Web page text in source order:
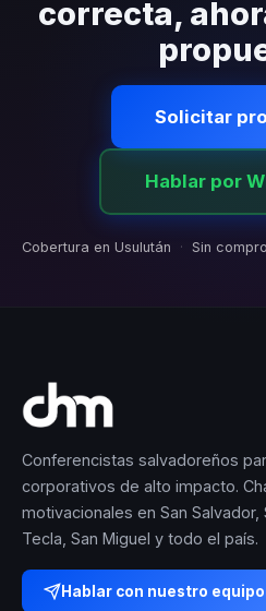
correcta,
Solicitar
Hablar por
Cobertura en Usulután · Sin
Conferencistas salvadoreños
corporativos de alto impacto.
motivacionales en San Salvador,
Tecla, San Miguel y todo el país.
Hablar con nuestro equipo